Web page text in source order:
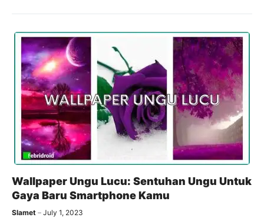
Wallpaper Ungu Lucu: Sentuhan Ungu Untuk
Gaya Baru Smartphone Kamu
Slamet July 1, 2023